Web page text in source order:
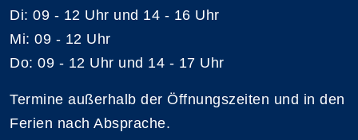
Di: 09 - 12 Uhr und 14 - 16 Uhr
Mi: 09 - 12 Uhr
Do: 09 - 12 Uhr und 14 - 17 Uhr
Termine außerhalb der Öffnungszeiten und in den
Ferien nach Absprache.